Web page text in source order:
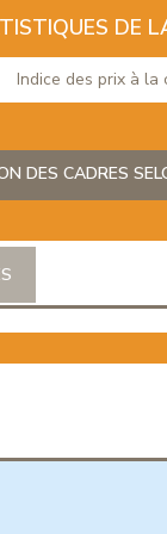
DE
des prix à la
DES CADRES